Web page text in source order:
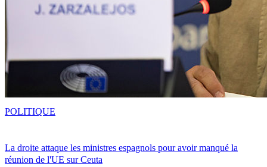
La droite attaque les ministres espagnols pour avoir manqué la
réunion de l'UE sur Ceuta
POLITIQUE